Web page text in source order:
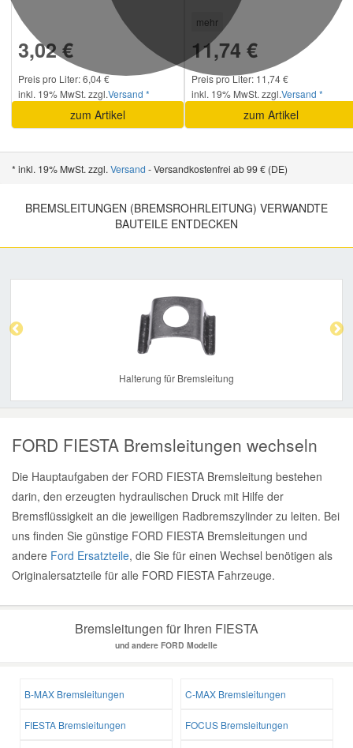
3,02 €
Preis pro Liter: 6,04 €
inkl. 19% MwSt. zzgl.Versand *
zum Artikel
mehr
11,74 €
Preis pro Liter: 11,74 €
inkl. 19% MwSt. zzgl.Versand *
zum Artikel
* inkl. 19% MwSt. zzgl. Versand - Versandkostenfrei ab 99 € (DE)
BREMSLEITUNGEN (BREMSROHRLEITUNG) VERWANDTE
BAUTEILE ENTDECKEN
Halterung für Bremsleitung
FORD FIESTA Bremsleitungen wechseln
Die Hauptaufgaben der FORD FIESTA Bremsleitung bestehen
darin, den erzeugten hydraulischen Druck mit Hilfe der
Bremsflüssigkeit an die jeweiligen Radbremszylinder zu leiten. Bei
uns finden Sie günstige FORD FIESTA Bremsleitungen und
andere Ford Ersatzteile, die Sie für einen Wechsel benötigen als
Originalersatzteile für alle FORD FIESTA Fahrzeuge.
Bremsleitungen für Ihren FIESTA
und andere FORD Modelle
B-MAX Bremsleitungen C-MAX Bremsleitungen
FIESTA Bremsleitungen FOCUS Bremsleitungen